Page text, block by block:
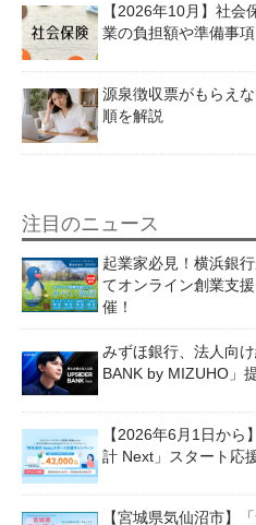
【2026年10月】社
業の負担額や準備事
源泉徴収票がもらえ
順を解説
注目のニュース
起業家必見！横浜銀
てオンライン創業支
催！
みずほ銀行、法人向
BANK by MIZUHO」
【2026年6月1日か
計 Next」スタート応
【宮城県気仙沼市】